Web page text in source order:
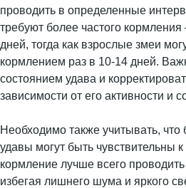
проводить в определенные
требуют более частого
дней, тогда как взрослые змеи
кормлением раз в 10-14 дней.
состоянием удава и
зависимости от его активности и
Необходимо также учитывать,
удавы могут быть чувствительны
кормление лучше всего
избегая лишнего шума и яркого